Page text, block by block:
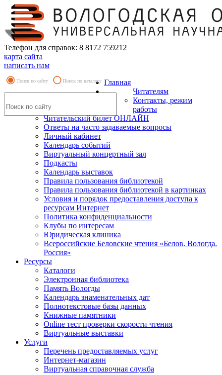
Телефон для справок: 8 8172 759212
карта сайта
написать нам
Поиск по сайту Поиск по каталогу Главная
Читателям
Контакты, режим
работы
Читательский билет ОНЛАЙН
Ответы на часто задаваемые вопросы
Личный кабинет
Календарь событий
Виртуальный концертный зал
Подкасты
Календарь выставок
Правила пользования библиотекой
Правила пользования библиотекой в картинках
Условия и порядок предоставления доступа к
ресурсам Интернет
Политика конфиденциальности
Клубы по интересам
Юридическая клиника
Всероссийские Беловские чтения «Белов. Вологда.
Россия»
Ресурсы
Каталоги
Электронная библиотека
Память Вологды
Календарь знаменательных дат
Полнотекстовые базы данных
Книжные памятники
Online тест проверки скорости чтения
Виртуальные выставки
Услуги
Перечень предоставляемых услуг
Интернет-магазин
Виртуальная справочная служба